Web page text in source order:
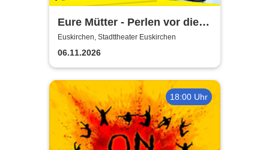
Eure Mütter - Perlen vor die
Säue - Das Best Of zum
Jubiläum
Euskirchen, Stadttheater Euskirchen
06.11.2026
18:00 Uhr